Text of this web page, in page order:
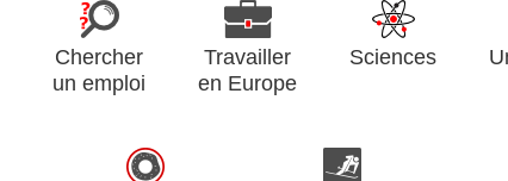
Chercher
un emploi
Travailler
en Europe
Sciences